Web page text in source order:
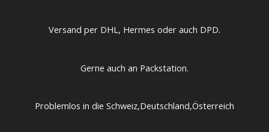
Versand per DHL, Hermes oder auch DPD.
Gerne auch an Packstation.
Problemlos in die Schweiz,Deutschland,Österreich